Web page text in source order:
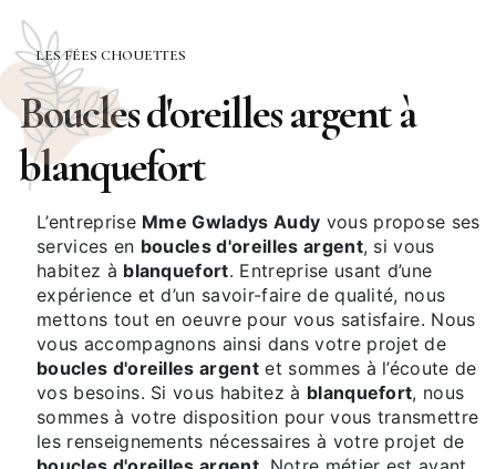
LES FÉES CHOUETTES
boucles d'oreilles argent à
blanquefort
L’entreprise Mme Gwladys Audy vous propose ses
services en boucles d'oreilles argent, si vous
habitez à blanquefort. Entreprise usant d’une
expérience et d’un savoir-faire de qualité, nous
mettons tout en oeuvre pour vous satisfaire. Nous
vous accompagnons ainsi dans votre projet de
boucles d'oreilles argent et sommes à l’écoute de
vos besoins. Si vous habitez à blanquefort, nous
sommes à votre disposition pour vous transmettre
les renseignements nécessaires à votre projet de